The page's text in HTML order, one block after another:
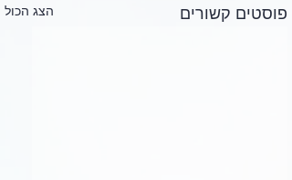
פוסטים קשורים הצג הכול